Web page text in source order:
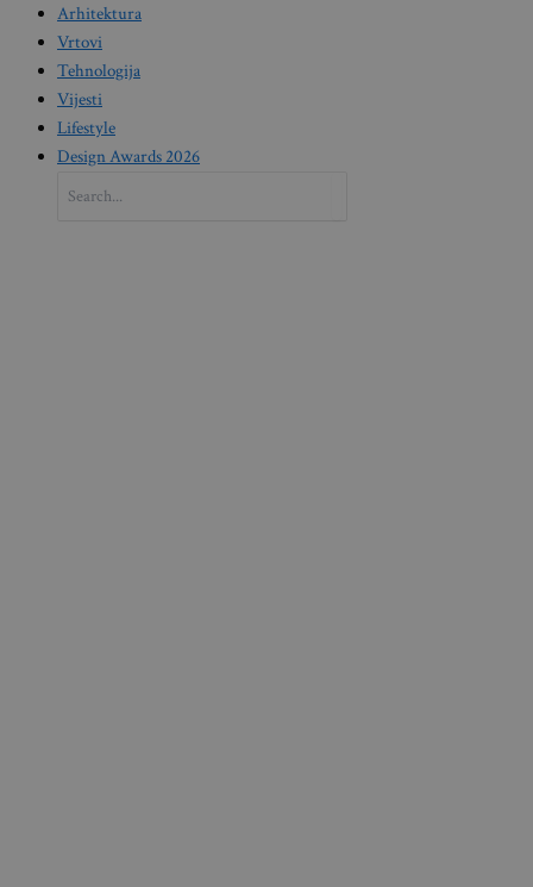
Arhitektura
Vrtovi
Tehnologija
Vijesti
Lifestyle
Design Awards 2026
for: